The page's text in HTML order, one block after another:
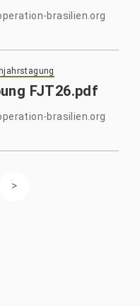
brasilien.org
FJT26.pdf
brasilien.org